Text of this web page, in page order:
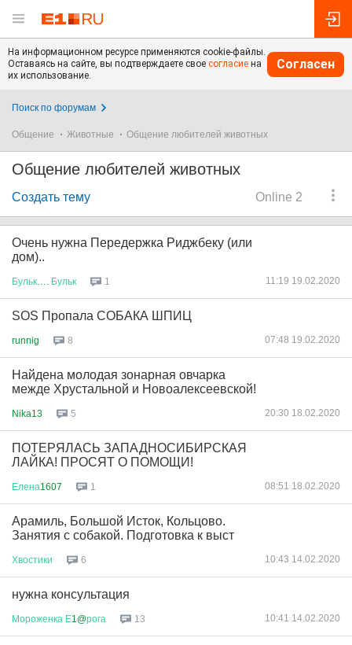
На информационном ресурсе применяются cookie-файлы.
Оставаясь на сайте, вы подтверждаете свое согласие на
их использование.
Согласен
Поиск по форумам
Общение Животные Общение любителей животных
Общение любителей животных
Online 2
Создать тему
Очень нужна Передержка Риджбеку (или
дом)..
Бульк Бульк 1 11:19 19.02.2020
SOS Пропала СОБАКА ШПИЦ
runnig 8 07:48 19.02.2020
Найдена молодая зонарная овчарка
межде Хрустальной и Новоалексеевской!
Nika13 5 20:30 18.02.2020
ПОТЕРЯЛАСЬ ЗАПАДНОСИБИРСКАЯ
ЛАЙКА! ПРОСЯТ О ПОМОЩИ!
Елена1607 1 08:51 18.02.2020
Арамиль, Большой Исток, Кольцово.
Занятия с собакой. Подготовка к выст
Хвостики 6 10:43 14.02.2020
нужна консультация
Мороженка Е1@рога 13 10:41 14.02.2020